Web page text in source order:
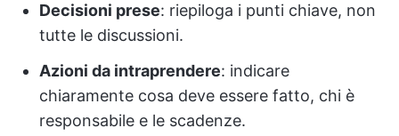
Decisioni prese: riepiloga i punti chiave, non
tutte le discussioni.
Azioni da intraprendere: indicare
chiaramente cosa deve essere fatto, chi è
responsabile e le scadenze.